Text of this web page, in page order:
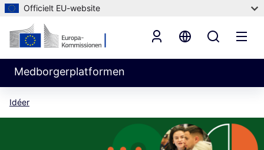
Officielt EU-website
Medborgerplatformen
Idéer